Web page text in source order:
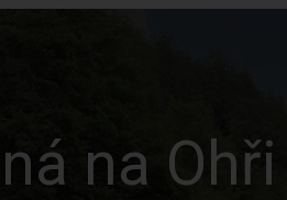
na Ohři